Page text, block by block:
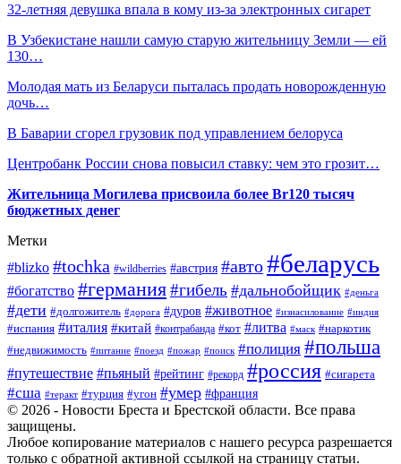
32-летняя девушка впала в кому из-за электронных сигарет
В Узбекистане нашли самую старую жительницу Земли — ей
130…
Молодая мать из Беларуси пыталась продать новорожденную
дочь…
В Баварии сгорел грузовик под управлением белоруса
Центробанк России снова повысил ставку: чем это грозит…
Жительница Могилева присвоила более Br120 тысяч
бюджетных денег
Метки
#blizko #tochka #wildberries #австрия #авто#беларусь
#богатство #германия#гибель #дальнобойщик #деньга
#дети #долгожитель #дорога #дуров #животное #изнасилование #индия
#испания #италия #китай #контрабанда #кот #литва #маск #наркотик
#недвижимость #питание #поезд #пожар #поиск #полиция #польша
#путешествие #пьяный #рейтинг #рекорд #россия #сигарета
#сша #теракт #турция #угон #умер #франция
© 2026 - Новости Бреста и Брестской области. Все права
защищены.
Любое копирование материалов с нашего ресурса разрешается
только с обратной активной ссылкой на страницу статьи.